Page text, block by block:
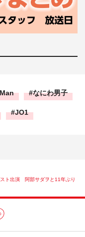
なにわ男子
JO1
ト出演 阿部サダヲと11年ぶり